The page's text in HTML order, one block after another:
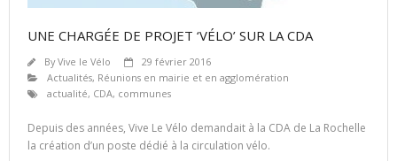
UNE CHARGÉE DE PROJET ‘VÉLO’ SUR LA CDA
ByVive le Vélo
29 février 2016
Actualités, Réunions en mairie et en agglomération
actualité, CDA, communes
Depuis des années, Vive Le Vélo demandait à la CDA de La Rochelle
la création d’un poste dédié à la circulation vélo.